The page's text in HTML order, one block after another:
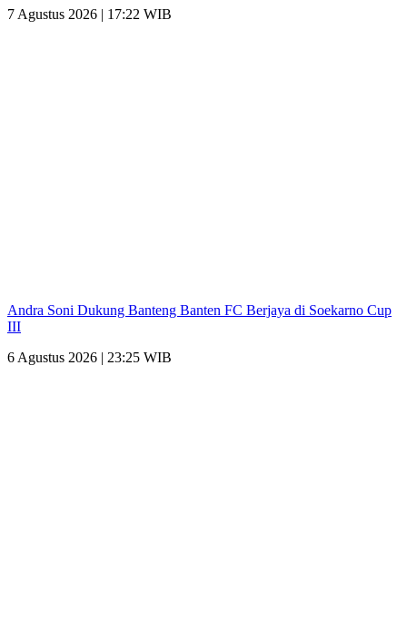
7 Agustus 2026 | 17:22 WIB
Andra Soni Dukung Banteng Banten FC Berjaya di Soekarno Cup
III
6 Agustus 2026 | 23:25 WIB